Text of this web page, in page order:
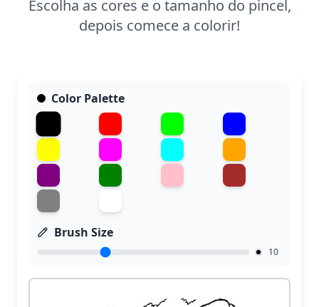
Escolha as cores e o tamanho do pincel,
depois comece a colorir!
Color Palette
Brush Size
10